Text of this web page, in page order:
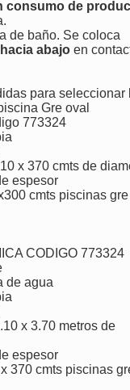
consumo de
de baño. Se coloca
abajoen
para seleccionar
Gre oval
773324
x 370 cmts de
espesor
cmts piscinas gre
CODIGO 773324
de agua
x 3.70 metros de
espesor
370 cmts piscinas